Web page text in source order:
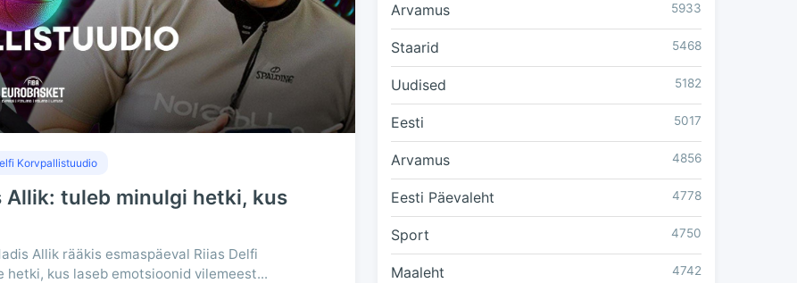
Korvpallistuudio
tuleb minulgi hetki, kus
Allik rääkis esmaspäeval Riias Delfi
kus laseb emotsioonid vilemeest...
Arvamus 5933
Staarid 5468
Uudised 5182
Eesti 5017
Arvamus 4856
Eesti Päevaleht 4778
Sport 4750
Maaleht 4742